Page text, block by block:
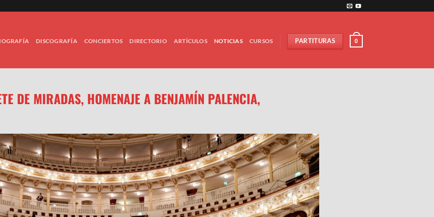
DISCOGRAFÍA CONCIERTOS DIRECTORIO ARTÍCULOS NOTICIAS CURSOS PARTITURAS 0
DE MIRADAS, HOMENAJE A BENJAMÍN PALENCIA,